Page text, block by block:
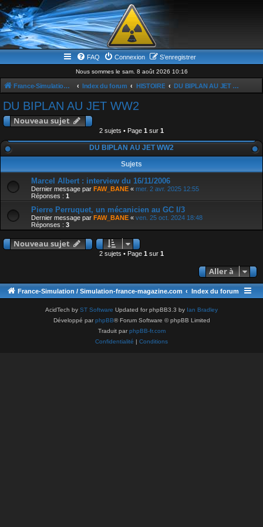
FAQ Connexion S’enregistrer
Nous sommes le sam. 8 août 2026 10:16
France-Simulation / Simulation-france-magazine.com Index du forum HISTOIRE DU BIPLAN AU JET WW2
DU BIPLAN AU JET WW2
Nouveau sujet
2 sujets • Page 1 sur 1
DU BIPLAN AU JET WW2
Sujets
Marcel Albert : interview du 16/11/2006
Dernier message par FAW_BANE « mer. 2 avr. 2025 12:55
Réponses : 1
Pierre Perruquet, un mécanicien au GC I/3
Dernier message par FAW_BANE « ven. 25 oct. 2024 18:48
Réponses : 3
Nouveau sujet
2 sujets • Page 1 sur 1
Aller à
France-Simulation / Simulation-france-magazine.com Index du forum
AcidTech by ST Software Updated for phpBB3.3 by Ian Bradley
Développé parphpBB® Forum Software © phpBB Limited
Traduit parphpBB-fr.com
Confidentialité | Conditions